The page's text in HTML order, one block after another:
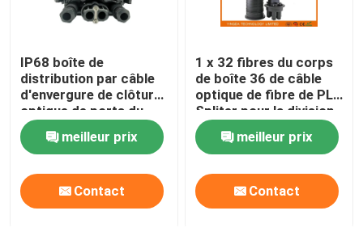
IP68 boîte de
distribution par câble
d'envergure de clôture
optique de ports du
plastique 8 du noir pp
mi
meilleur prix
Contact
1 x 32 fibres du corps
de boîte 36 de câble
optique de fibre de PLC
Spliter pour la division
extérieure de FTTH
meilleur prix
Contact